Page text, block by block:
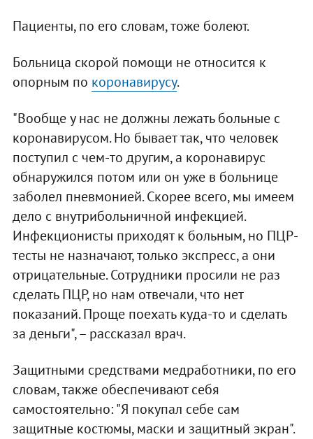
Пациенты, по его словам, тоже болеют.
Больница скорой помощи не относится к
опорным по коронавирусу.
"Вообще у нас не должны лежать больные с
коронавирусом. Но бывает так, что человек
поступил с чем-то другим, а коронавирус
обнаружился потом или он уже в больнице
заболел пневмонией. Скорее всего, мы имеем
дело с внутрибольничной инфекцией.
Инфекционисты приходят к больным, но ПЦР-
тесты не назначают, только экспресс, а они
отрицательные. Сотрудники просили не раз
сделать ПЦР, но нам отвечали, что нет
показаний. Проще поехать куда-то и сделать
за деньги", – рассказал врач.
Защитными средствами медработники, по его
словам, также обеспечивают себя
самостоятельно: "Я покупал себе сам
защитные костюмы, маски и защитный экран".